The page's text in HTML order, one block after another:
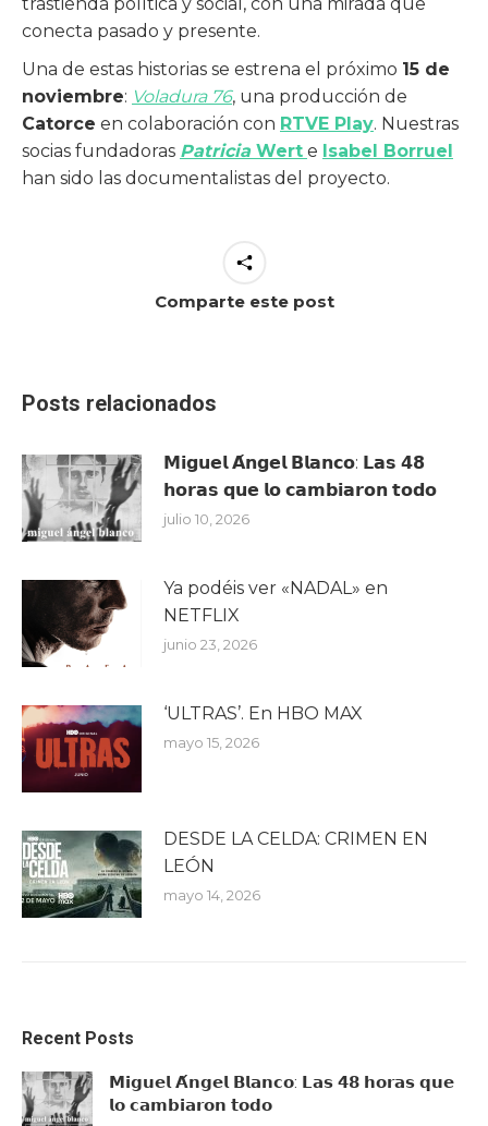
conecta pasado y presente.
Una de estas historias se estrena el próximo 15 de
noviembre: Voladura 76, una producción de
Catorce en colaboración con RTVE Play. Nuestras
socias fundadoras PatriciaWert e Isabel Borruel
han sido las documentalistas del proyecto.
Comparte este post
Posts relacionados
𝗠𝗶𝗴𝘂𝗲𝗹 𝗔́𝗻𝗴𝗲𝗹 𝗕𝗹𝗮𝗻𝗰𝗼: 𝗟𝗮𝘀 𝟰𝟴
𝗵𝗼𝗿𝗮𝘀 𝗾𝘂𝗲 𝗹𝗼 𝗰𝗮𝗺𝗯𝗶𝗮𝗿𝗼𝗻 𝘁𝗼𝗱𝗼
julio 10, 2026
Ya podéis ver «NADAL» en
NETFLIX
junio 23, 2026
‘ULTRAS’. En HBO MAX
mayo 15, 2026
DESDE LA CELDA: CRIMEN EN
LEÓN
mayo 14, 2026
Recent Posts
𝗠𝗶𝗴𝘂𝗲𝗹 𝗔́𝗻𝗴𝗲𝗹 𝗕𝗹𝗮𝗻𝗰𝗼: 𝗟𝗮𝘀 𝟰𝟴 𝗵𝗼𝗿𝗮𝘀 𝗾𝘂𝗲
𝗹𝗼 𝗰𝗮𝗺𝗯𝗶𝗮𝗿𝗼𝗻 𝘁𝗼𝗱𝗼